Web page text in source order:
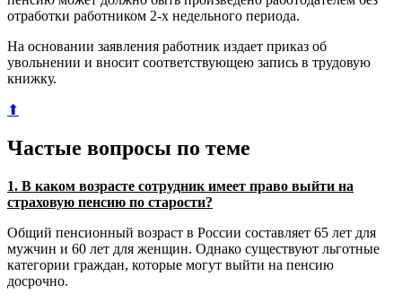
отработки работником 2-х недельного периода.
На основании заявления работник издает приказ об
увольнении и вносит соответствующею запись в трудовую
книжку.
⬆
Частые вопросы по теме
1. В каком возрасте сотрудник имеет право выйти на
страховую пенсию по старости?
Общий пенсионный возраст в России составляет 65 лет для
мужчин и 60 лет для женщин. Однако существуют льготные
категории граждан, которые могут выйти на пенсию
досрочно.